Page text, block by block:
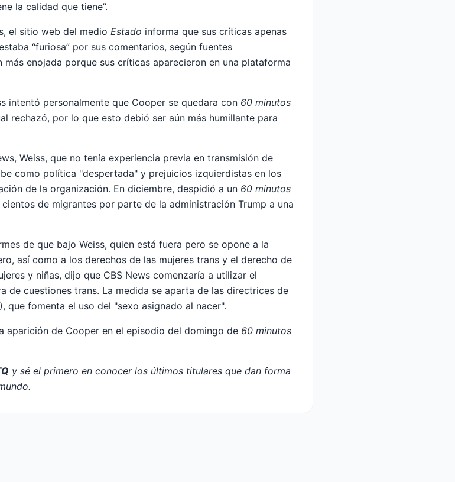
la calidad que tiene”.
el sitio web del medio Estado informa que sus críticas apenas
“furiosa” por sus comentarios, según fuentes
enojada porque sus críticas aparecieron en una plataforma
intentó personalmente que Cooper se quedara con 60 minutos
rechazó, por lo que esto debió ser aún más humillante para
Weiss, que no tenía experiencia previa en transmisión de
como política "despertada" y prejuicios izquierdistas en los
de la organización. En diciembre, despidió a un 60 minutos
de migrantes por parte de la administración Trump a una
de que bajo Weiss, quien está fuera pero se opone a la
así como a los derechos de las mujeres trans y el derecho de
y niñas, dijo que CBS News comenzaría a utilizar el
de cuestiones trans. La medida se aparta de las directrices de
que fomenta el uso del "sexo asignado al nacer".
aparición de Cooper en el episodio del domingo de 60 minutos
y sé el primero en conocer los últimos titulares que dan forma